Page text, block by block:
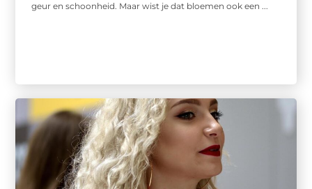
geur en schoonheid. Maar wist je dat bloemen ook een ...